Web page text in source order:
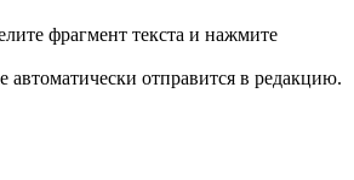
фрагмент текста и нажмите
отправится в редакцию.